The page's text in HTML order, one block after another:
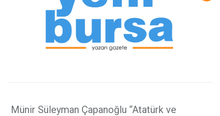
Münir Süleyman Çapanoğlu “Atatürk ve